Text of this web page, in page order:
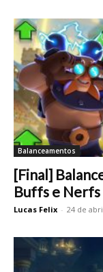
Balanceamentos
[Final]
Buffs e Nerfs
Lucas Felix - 24 de